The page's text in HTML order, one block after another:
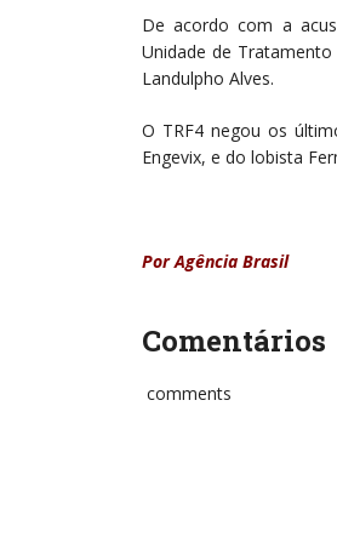
De acordo com a
Unidade de Tratamento
Landulpho Alves.
O TRF4 negou os
Engevix, e do lobista
Por Agência Brasil
Comentários
comments